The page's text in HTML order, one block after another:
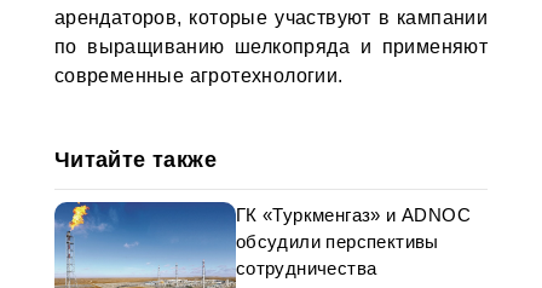
арендаторов, которые участвуют в кампании
по выращиванию шелкопряда и применяют
современные агротехнологии.
Читайте также
ГК «Туркменгаз» и ADNOC
обсудили перспективы
сотрудничества